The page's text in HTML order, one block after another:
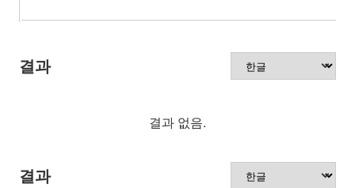
결과
결과 없음.
결과